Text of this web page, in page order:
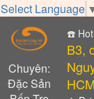
Select Language
Chuyên:
Đặc Sản
☎️
B3,
HCM